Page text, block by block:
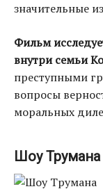
значительные
Фильм
внутри семьи
преступными
вопросы
моральных
Шоу Трумана